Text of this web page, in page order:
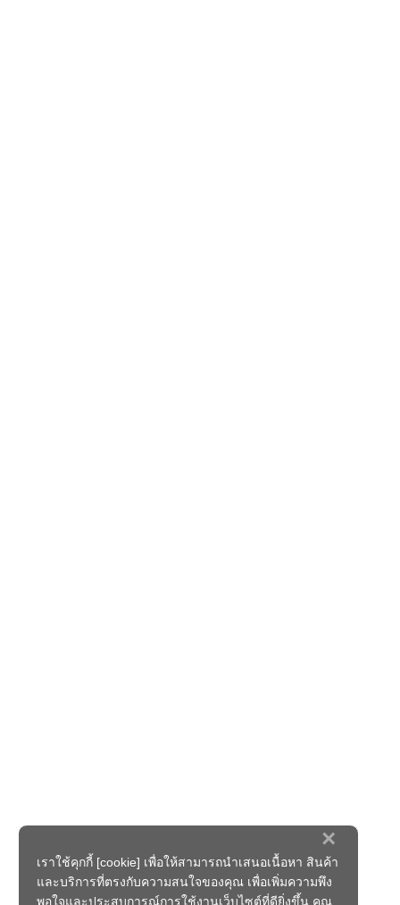
×
เราใช้คุกกี้ [cookie] เพื่อให้สามารถนำเสนอเนื้อหา สินค้า
และบริการที่ตรงกับความสนใจของคุณ เพื่อเพิ่มความพึง
พอใจและประสบการณ์การใช้งานเว็บไซต์ที่ดียิ่งขึ้น คุณ